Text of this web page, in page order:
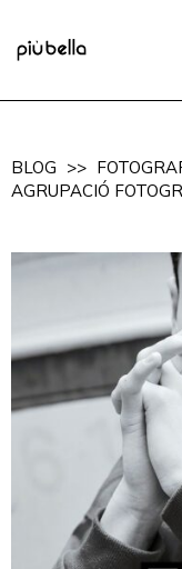
BLOG >>
AGRUPACIÓ